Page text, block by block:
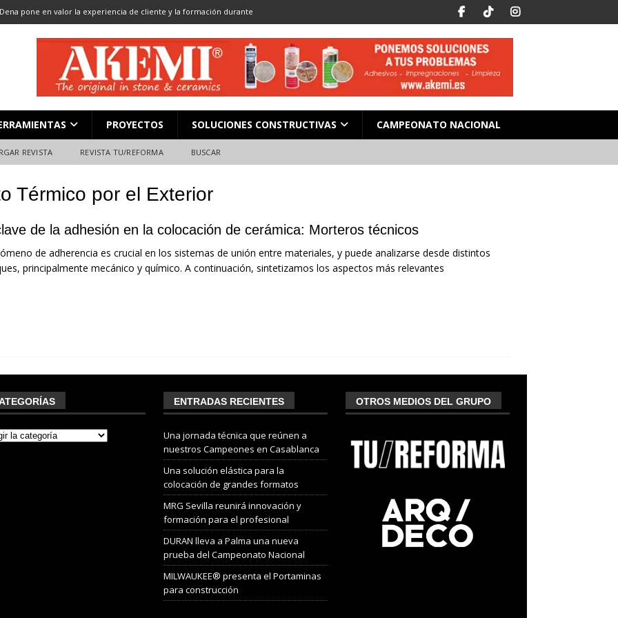
pone en valor la experiencia de cliente y la formación durante
13: CORTE DE GRAN FORMATO DESCARGAR REVISTA
8: JUNTAS DESCARGAR REVISTA
el profesional de la construcción CAMPEONATO NACIONAL
PROYECTOS SOLUCIONES CONSTRUCTIVAS CAMPEONATO NACIONAL
REVISTA REVISTA TU/REFORMA BUSCAR
Térmico por el Exterior
de la adhesión en la colocación de cerámica: Morteros técnicos
de adherencia es crucial en los sistemas de unión entre materiales, y puede analizarse desde distintos
principalmente mecánico y químico. A continuación, sintetizamos los aspectos más relevantes
ENTRADAS RECIENTES
Una jornada técnica que reúnen a
nuestros Campeones en Casablanca
Una solución elástica para la
colocación de grandes formatos
MRG Sevilla reunirá innovación y
formación para el profesional
DURAN lleva a Palma una nueva
prueba del Campeonato Nacional
MILWAUKEE® presenta el Portaminas
para construcción
OTROS MEDIOS DEL GRUPO